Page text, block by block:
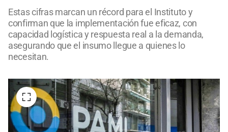
Estas cifras marcan un récord para el Instituto y
confirman que la implementación fue eficaz, con
capacidad logística y respuesta real a la demanda,
asegurando que el insumo llegue a quienes lo
necesitan.